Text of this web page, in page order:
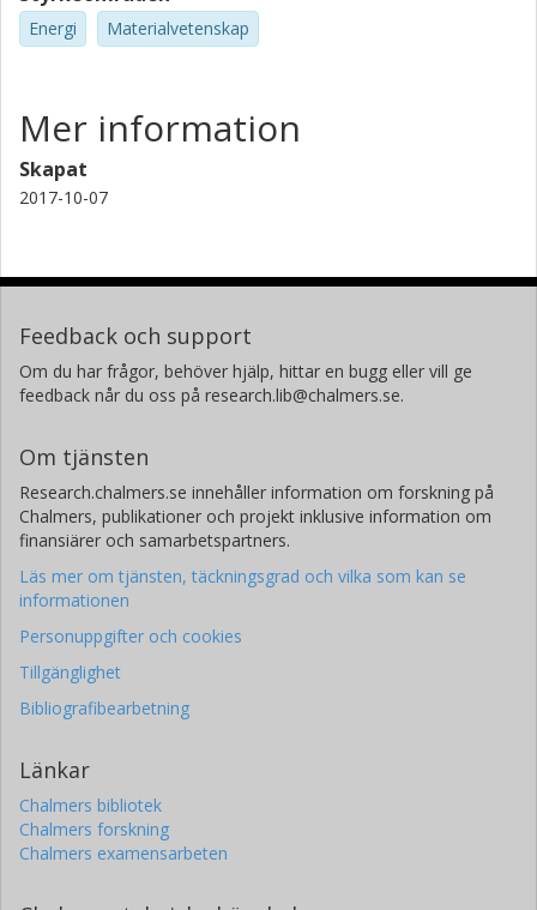
Energi Materialvetenskap
Mer information
Skapat
2017-10-07
Feedback och support
Om du har frågor, behöver hjälp, hittar en bugg eller vill ge
feedback når du oss på research.lib@chalmers.se.
Om tjänsten
Research.chalmers.se innehåller information om forskning på
Chalmers, publikationer och projekt inklusive information om
finansiärer och samarbetspartners.
Läs mer om tjänsten, täckningsgrad och vilka som kan se
informationen
Personuppgifter och cookies
Tillgänglighet
Bibliografibearbetning
Länkar
Chalmers bibliotek
Chalmers forskning
Chalmers examensarbeten